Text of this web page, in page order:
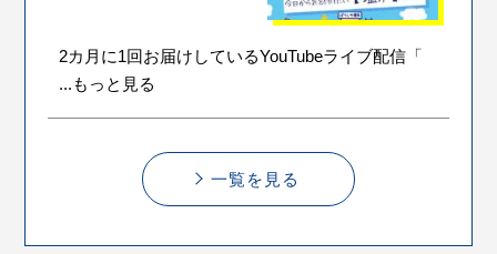
2カ月に1回お届けしているYouTubeライブ配信「
...もっと見る
一覧を見る